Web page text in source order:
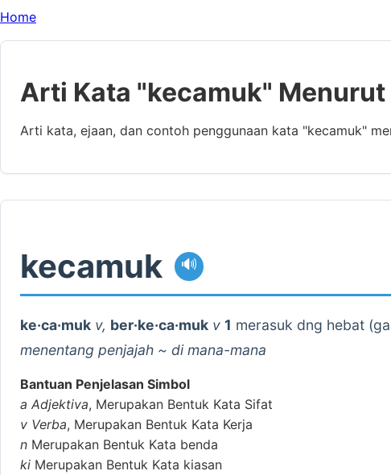
Home
Arti Kata "kecamuk" Menurut
Arti kata, ejaan, dan contoh penggunaan kata "kecamuk"
kecamuk 🔊
ke·ca·muk v, ber·ke·ca·muk v 1 merasuk dng hebat
menentang penjajah ~ di mana-mana
Bantuan Penjelasan Simbol
a Adjektiva, Merupakan Bentuk Kata Sifat
v Verba, Merupakan Bentuk Kata Kerja
n Merupakan Bentuk Kata benda
ki Merupakan Bentuk Kata kiasan